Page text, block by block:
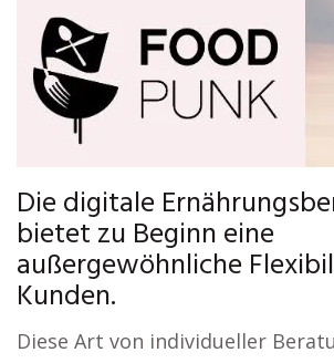
Die digitale
bietet zu Beginn eine
außergewöhnliche
Kunden.
Diese Art von individueller